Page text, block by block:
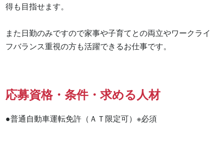
得も目指せます。
また日勤のみですので家事や子育てとの両立やワークライ
フバランス重視の方も活躍できるお仕事です。
応募資格・条件・求める人材
●普通自動車運転免許（ＡＴ限定可）※必須